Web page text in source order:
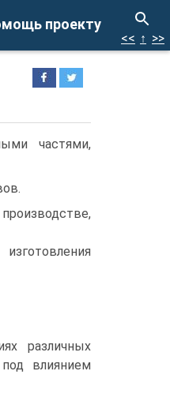
проекту
<< ↑ >>
частями,
различных
влиянием